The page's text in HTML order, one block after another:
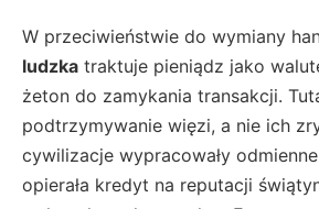
W przeciwieństwie do wymiany
ludzka traktuje pieniądz jako
żeton do zamykania transakcji.
podtrzymywanie więzi, a nie ich
cywilizacje wypracowały
opierała kredyt na reputacji